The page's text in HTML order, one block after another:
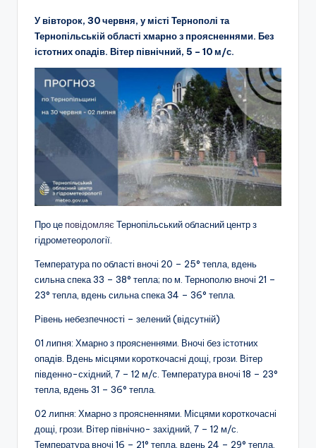
У вівторок, 30 червня, у місті Тернополі та
Тернопільській області хмарно з проясненнями. Без
істотних опадів. Вітер північний, 5 – 10 м/с.
Про це повідомляє Тернопільський обласний центр з
гідрометеорології.
Температура по області вночі 20 – 25° тепла, вдень
сильна спека 33 – 38° тепла; по м. Тернополю вночі 21 –
23° тепла, вдень сильна спека 34 – 36° тепла.
Рівень небезпечності – зелений (відсутній)
01 липня: Хмарно з проясненнями. Вночі без істотних
опадів. Вдень місцями короткочасні дощі, грози. Вітер
південно-східний, 7 – 12 м/с. Температура вночі 18 – 23°
тепла, вдень 31 – 36° тепла.
02 липня: Хмарно з проясненнями. Місцями короткочасні
дощі, грози. Вітер північно- західний, 7 – 12 м/с.
Температура вночі 16 – 21° тепла, вдень 24 – 29° тепла.